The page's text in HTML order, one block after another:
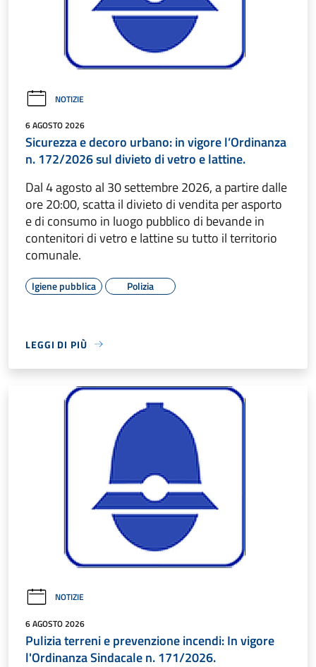
NOTIZIE
6 AGOSTO 2026
Sicurezza e decoro urbano: in vigore l’Ordinanza
n. 172/2026 sul divieto di vetro e lattine.
Dal 4 agosto al 30 settembre 2026, a partire dalle
ore 20:00, scatta il divieto di vendita per asporto
e di consumo in luogo pubblico di bevande in
contenitori di vetro e lattine su tutto il territorio
comunale.
Igiene pubblica Polizia
LEGGI DI PIÙ
NOTIZIE
6 AGOSTO 2026
Pulizia terreni e prevenzione incendi: In vigore
l'Ordinanza Sindacale n. 171/2026.